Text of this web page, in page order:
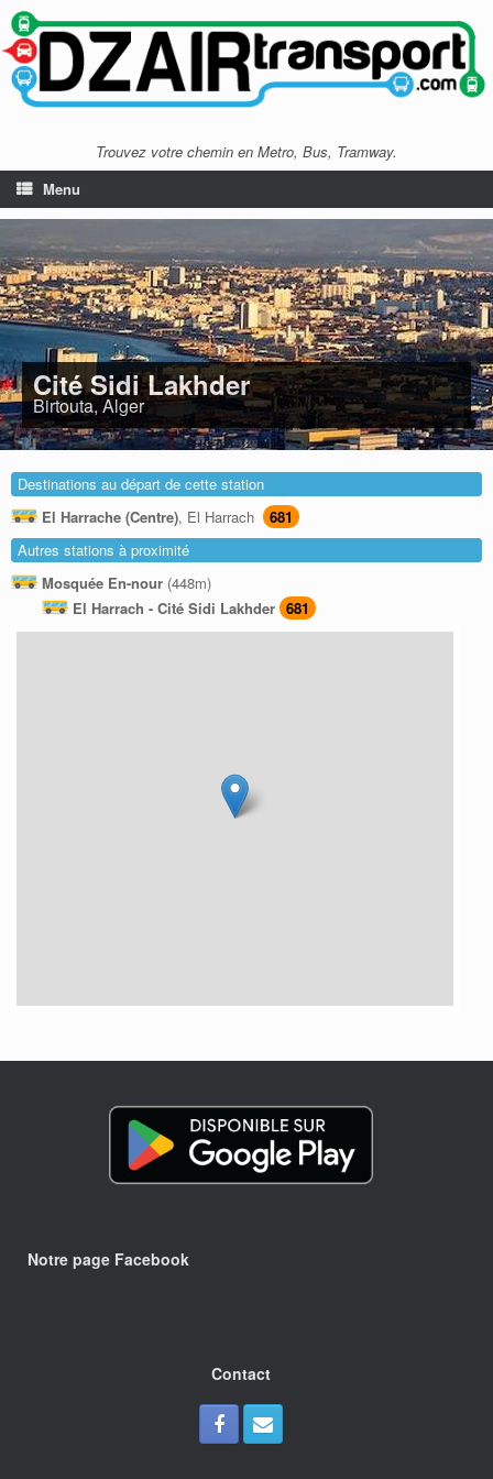
Trouvez votre chemin en Metro, Bus, Tramway.
Menu
Cité Sidi Lakhder
Birtouta, Alger
Destinations au départ de cette station
El Harrache (Centre), El Harrach
681
Autres stations à proximité
Mosquée En-nour (448m)
El Harrach - Cité Sidi Lakhder 681
Notre page Facebook
Contact